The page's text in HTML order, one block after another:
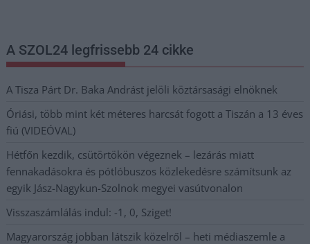
A SZOL24 legfrissebb 24 cikke
A Tisza Párt Dr. Baka Andrást jelöli köztársasági elnöknek
Óriási, több mint két méteres harcsát fogott a Tiszán a 13 éves
fiú (VIDEÓVAL)
Hétfőn kezdik, csütörtökön végeznek – lezárás miatt
fennakadásokra és pótlóbuszos közlekedésre számítsunk az
egyik Jász-Nagykun-Szolnok megyei vasútvonalon
Visszaszámlálás indul: -1, 0, Sziget!
Magyarország jobban látszik közelről – heti médiaszemle a